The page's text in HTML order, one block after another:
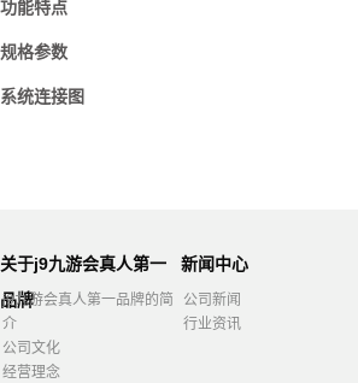
功能特点
规格参数
系统连接图
关于j9九游会真人第一
品牌
j9九游会真人第一品牌的简
介
公司文化
经营理念
新闻中心
公司新闻
行业资讯